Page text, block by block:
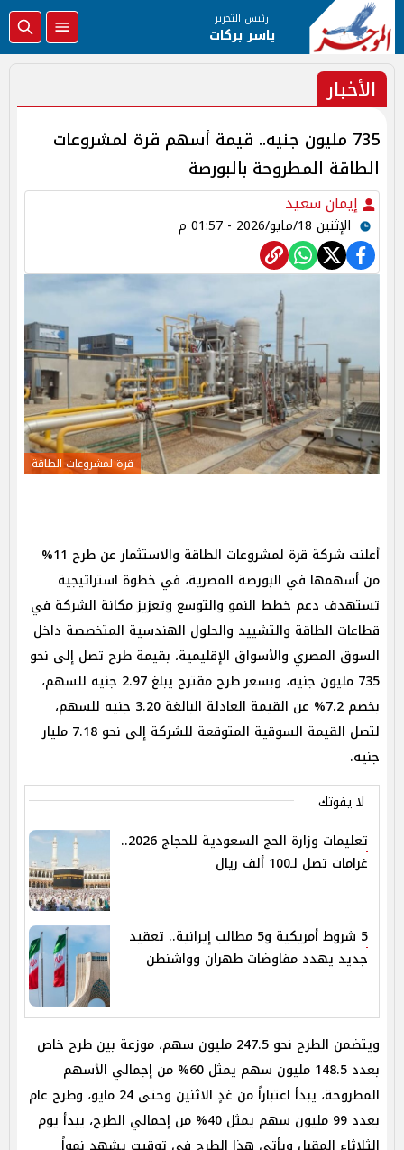
رئيس التحرير
ياسر بركات
الأخبار
735 مليون جنيه.. قيمة أسهم قرة لمشروعات
الطاقة المطروحة بالبورصة
إيمان سعيد
الإثنين 18/مايو/2026 - 01:57 م
قرة لمشروعات الطاقة
أعلنت شركة قرة لمشروعات الطاقة والاستثمار عن طرح 11%
من أسهمها في البورصة المصرية، في خطوة استراتيجية
تستهدف دعم خطط النمو والتوسع وتعزيز مكانة الشركة في
قطاعات الطاقة والتشييد والحلول الهندسية المتخصصة داخل
السوق المصري والأسواق الإقليمية، بقيمة طرح تصل إلى نحو
735 مليون جنيه، وبسعر طرح مقترح يبلغ 2.97 جنيه للسهم،
بخصم 7.2% عن القيمة العادلة البالغة 3.20 جنيه للسهم،
لتصل القيمة السوقية المتوقعة للشركة إلى نحو 7.18 مليار
جنيه.
لا يفوتك
تعليمات وزارة الحج السعودية للحجاج 2026..
غرامات تصل لـ100 ألف ريال
5 شروط أمريكية و5 مطالب إيرانية.. تعقيد
جديد يهدد مفاوضات طهران وواشنطن
ويتضمن الطرح نحو 247.5 مليون سهم، موزعة بين طرح خاص
بعدد 148.5 مليون سهم يمثل 60% من إجمالي الأسهم
المطروحة، يبدأ اعتباراً من غدٍ الاثنين وحتى 24 مايو، وطرح عام
بعدد 99 مليون سهم يمثل 40% من إجمالي الطرح، يبدأ يوم